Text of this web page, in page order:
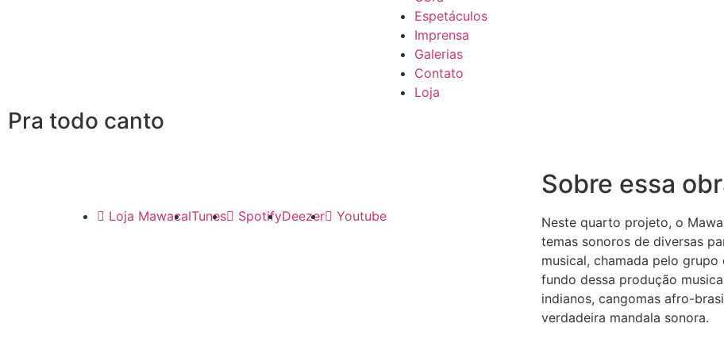
Espetáculos
Imprensa
Galerias
Contato
Loja
Pra todo canto
Loja MawacaITunes SpotifyDeezer Youtube
Sobre essa
Neste quarto projeto, o
temas sonoros de diversas
musical, chamada pelo grupo
fundo dessa produção
indianos, cangomas afro-
verdadeira mandala sonora.